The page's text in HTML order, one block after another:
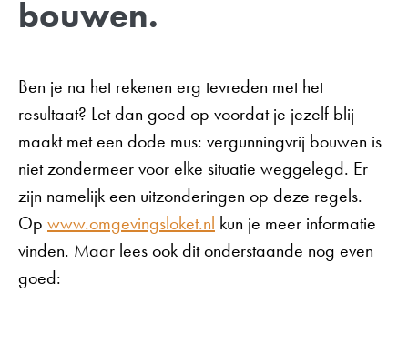
bouwen.
Ben je na het rekenen erg tevreden met het
resultaat? Let dan goed op voordat je jezelf blij
maakt met een dode mus: vergunningvrij bouwen is
niet zondermeer voor elke situatie weggelegd. Er
zijn namelijk een uitzonderingen op deze regels.
Op www.omgevingsloket.nl kun je meer informatie
vinden. Maar lees ook dit onderstaande nog even
goed: